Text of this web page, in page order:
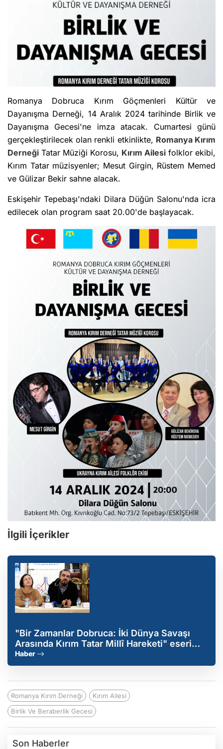
Romanya Dobruca Kırım Göçmenleri Kültür ve
Dayanışma Derneği, 14 Aralık 2024 tarihinde Birlik ve
Dayanışma Gecesi'ne imza atacak. Cumartesi günü
gerçekleştirilecek olan renkli etkinlikte, Romanya Kırım
Derneği Tatar Müziği Korosu, Kırım Ailesi folklor ekibi,
Kırım Tatar müzisyenler; Mesut Girgin, Rüstem Memed
ve Gülizar Bekir sahne alacak.
Eskişehir Tepebaşı'ndaki Dilara Düğün Salonu'nda icra
edilecek olan program saat 20.00'de başlayacak.
İlgili İçerikler
"Bir Zamanlar Dobruca: İki Dünya Savaşı
Arasında Kırım Tatar Millî Hareketi" eseri
ASBÜ'de tanıtıldı
Haber
Romanya Kırım Derneği
Kırım Ailesi
Birlik Ve Beraberlik Gecesi
Son Haberler